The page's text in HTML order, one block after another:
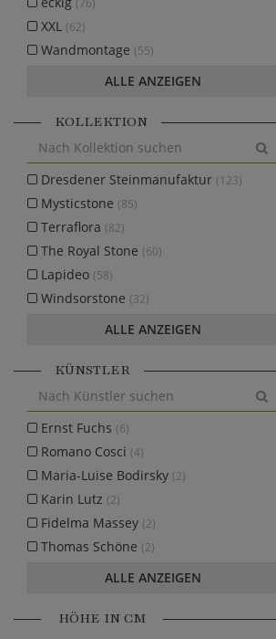
(76)
XXL (62)
Wandmontage (55)
ALLE ANZEIGEN
KOLLEKTION
Dresdener Steinmanufaktur (123)
Mysticstone (85)
Terraflora (82)
The Royal Stone (60)
Lapideo (58)
Windsorstone (32)
ALLE ANZEIGEN
KÜNSTLER
Ernst Fuchs (6)
Romano Cosci (4)
Maria-Luise Bodirsky (2)
Karin Lutz (2)
Fidelma Massey (2)
Thomas Schöne (2)
ALLE ANZEIGEN
HÖHE IN CM